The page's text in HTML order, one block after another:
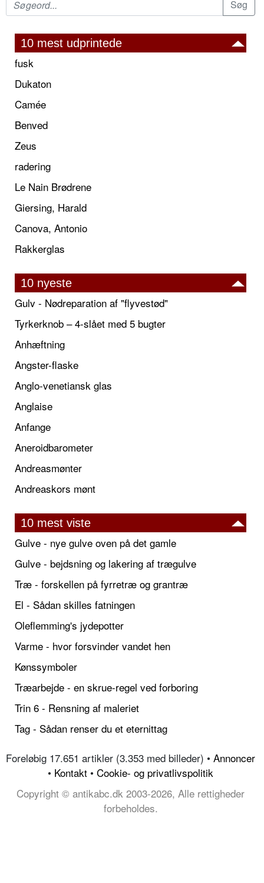
10 mest udprintede
fusk
Dukaton
Camée
Benved
Zeus
radering
Le Nain Brødrene
Giersing, Harald
Canova, Antonio
Rakkerglas
10 nyeste
Gulv - Nødreparation af "flyvestød"
Tyrkerknob – 4-slået med 5 bugter
Anhæftning
Angster-flaske
Anglo-venetiansk glas
Anglaise
Anfange
Aneroidbarometer
Andreasmønter
Andreaskors mønt
10 mest viste
Gulve - nye gulve oven på det gamle
Gulve - bejdsning og lakering af trægulve
Træ - forskellen på fyrretræ og grantræ
El - Sådan skilles fatningen
Oleflemming's jydepotter
Varme - hvor forsvinder vandet hen
Kønssymboler
Træarbejde - en skrue-regel ved forboring
Trin 6 - Rensning af maleriet
Tag - Sådan renser du et eternittag
Foreløbig 17.651 artikler (3.353 med billeder) • Annoncer
• Kontakt • Cookie- og privatlivspolitik
Copyright © antikabc.dk 2003-2026, Alle rettigheder
forbeholdes.